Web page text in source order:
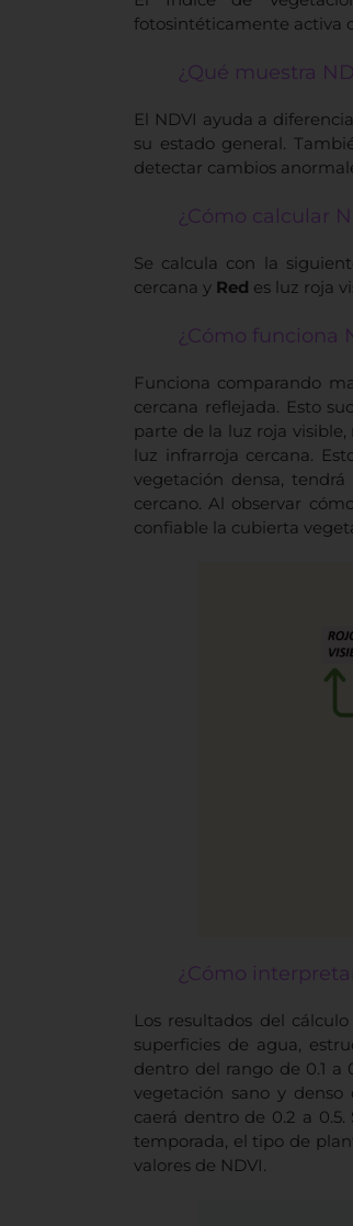
fotosintéticamente activa
¿Qué muestra
El NDVI ayuda a
su estado general.
detectar cambios
¿Cómo calcular
Se calcula con la
cercana y Red es luz roja
¿Cómo funciona
Funciona comparando
cercana reflejada. Esto
parte de la luz roja
luz infrarroja cercana.
vegetación densa,
cercano. Al observar
confiable la cubierta
¿Cómo
Los resultados del
superficies de agua,
dentro del rango de 0.1 a
vegetación sano y
caerá dentro de 0.2 a
temporada, el tipo de
valores de NDVI.